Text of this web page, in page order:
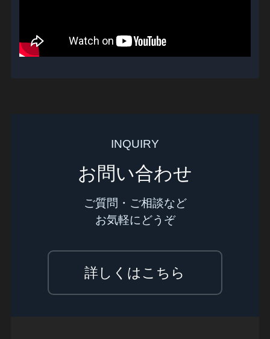
INQUIRY
お問い合わせ
ご質問・ご相談など
お気軽にどうぞ
詳しくはこちら